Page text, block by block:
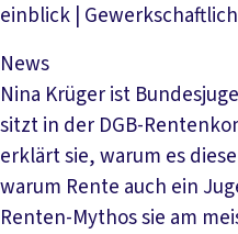
einblick |
News
Nina Krüger ist
sitzt in der DGB-
erklärt sie, warum es
warum Rente auch ein
Renten-Mythos sie am